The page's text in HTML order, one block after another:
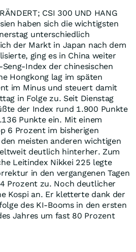
CSI 300 UND HANG
haben sich die wichtigsten
unterschiedlich
der Markt in Japan nach dem
ging es in China weiter
Index der chinesischen
Hongkong lag im späten
im Minus und steuert damit
in Folge zu. Seit Dienstag
der Index rund 1.900 Punkte
Punkte ein. Mit einem
6 Prozent im bisherigen
meisten anderen wichtigen
deutlich hinterher. Zum
Leitindex Nikkei 225 legte
in den vergangenen Tagen
Prozent zu. Noch deutlicher
Kospi an. Er kletterte dank der
des KI-Booms in den ersten
Jahres um fast 80 Prozent